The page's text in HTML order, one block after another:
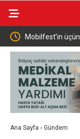
Mobilfest’in
Ana Sayfa › Gündem